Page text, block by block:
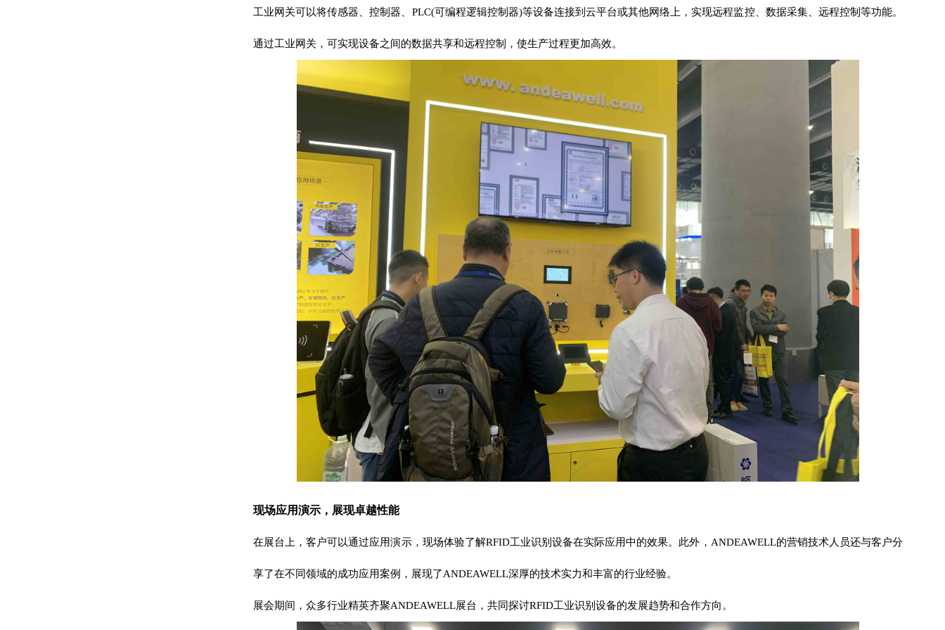
工业网关可以将传感器、控制器、PLC(可编程逻辑控制器)等设备连接到云平台或其他网络上，实现远程监控、数据采集、远程控制等功能。
通过工业网关，可实现设备之间的数据共享和远程控制，使生产过程更加高效。
现场应用演示，展现卓越性能
在展台上，客户可以通过应用演示，现场体验了解RFID工业识别设备在实际应用中的效果。此外， ANDEAWELL的营销技术人员还与客户分
享了在不同领域的成功应用案例，展现了ANDEAWELL深厚的技术实力和丰富的行业经验。
展会期间，众多行业精英齐聚ANDEAWELL展台，共同探讨RFID工业识别设备的发展趋势和合作方向。